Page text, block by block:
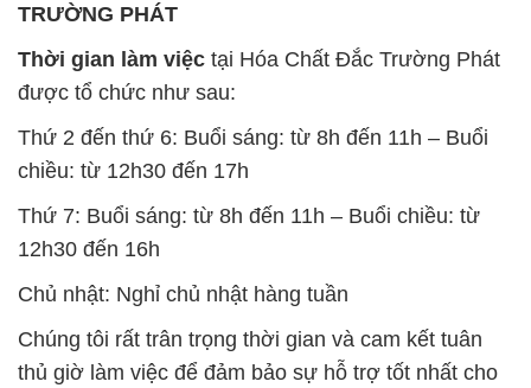
TRƯỜNG PHÁT
Thời gian làm việc tại Hóa Chất Đắc Trường Phát
được tổ chức như sau:
Thứ 2 đến thứ 6: Buổi sáng: từ 8h đến 11h – Buổi
chiều: từ 12h30 đến 17h
Thứ 7: Buổi sáng: từ 8h đến 11h – Buổi chiều: từ
12h30 đến 16h
Chủ nhật: Nghỉ chủ nhật hàng tuần
Chúng tôi rất trân trọng thời gian và cam kết tuân
thủ giờ làm việc để đảm bảo sự hỗ trợ tốt nhất cho